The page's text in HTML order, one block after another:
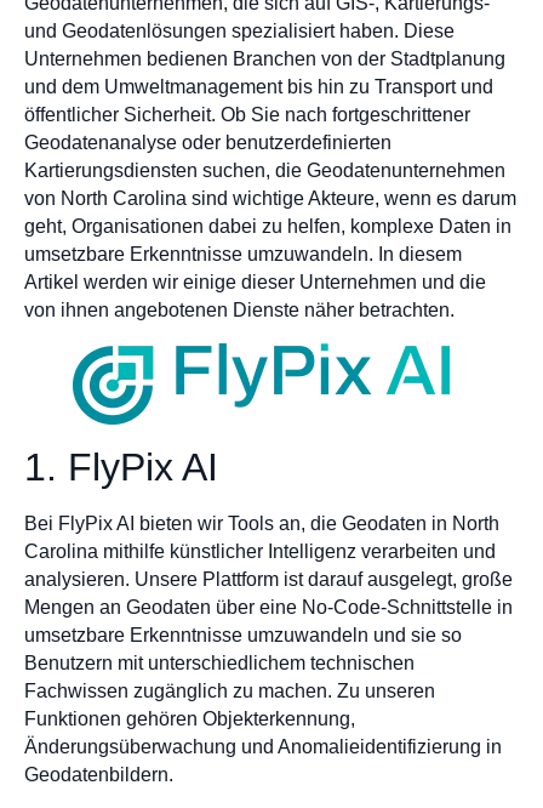
und Geodatenlösungen spezialisiert haben. Diese
Unternehmen bedienen Branchen von der Stadtplanung
und dem Umweltmanagement bis hin zu Transport und
öffentlicher Sicherheit. Ob Sie nach fortgeschrittener
Geodatenanalyse oder benutzerdefinierten
Kartierungsdiensten suchen, die Geodatenunternehmen
von North Carolina sind wichtige Akteure, wenn es darum
geht, Organisationen dabei zu helfen, komplexe Daten in
umsetzbare Erkenntnisse umzuwandeln. In diesem
Artikel werden wir einige dieser Unternehmen und die
von ihnen angebotenen Dienste näher betrachten.
1. FlyPix AI
Bei FlyPix AI bieten wir Tools an, die Geodaten in North
Carolina mithilfe künstlicher Intelligenz verarbeiten und
analysieren. Unsere Plattform ist darauf ausgelegt, große
Mengen an Geodaten über eine No-Code-Schnittstelle in
umsetzbare Erkenntnisse umzuwandeln und sie so
Benutzern mit unterschiedlichem technischen
Fachwissen zugänglich zu machen. Zu unseren
Funktionen gehören Objekterkennung,
Änderungsüberwachung und Anomalieidentifizierung in
Geodatenbildern.